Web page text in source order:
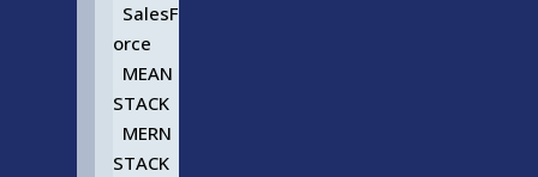
SalesF
orce
MEAN
STACK
MERN
STACK